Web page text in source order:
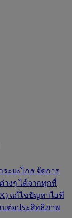
ระยะไกล จัดการ
งๆ ได้จากทุกที่
แก้ไขปัญหาไอที
บต่อประสิทธิภาพ